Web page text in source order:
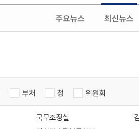
주요뉴스 최신뉴스
부처 청 위원회
국무조정실